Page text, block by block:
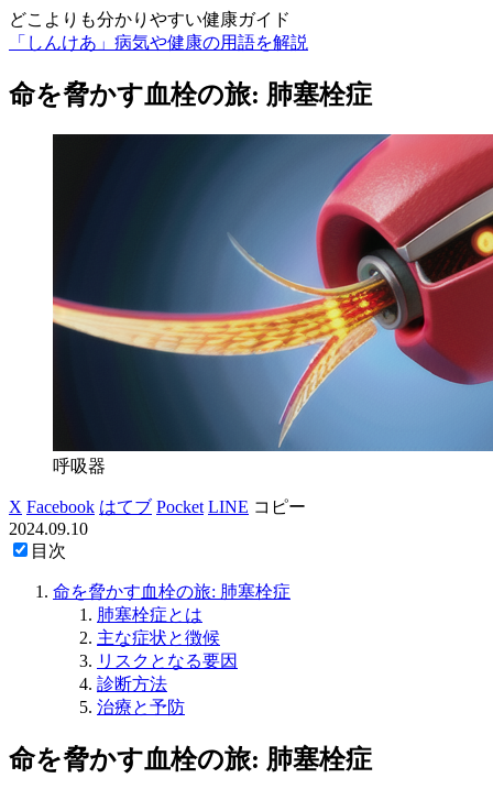
どこよりも分かりやすい健康ガイド
「しんけあ」病気や健康の用語を解説
命を脅かす血栓の旅: 肺塞栓症
呼吸器
X Facebook はてブ Pocket LINE コピー
2024.09.10
目次
命を脅かす血栓の旅: 肺塞栓症
肺塞栓症とは
主な症状と徴候
リスクとなる要因
診断方法
治療と予防
命を脅かす血栓の旅: 肺塞栓症